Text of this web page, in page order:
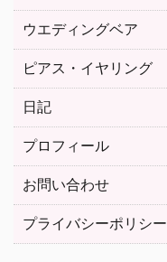
ウエディングベア
ピアス・イヤリング
日記
プロフィール
お問い合わせ
プライバシーポリシー